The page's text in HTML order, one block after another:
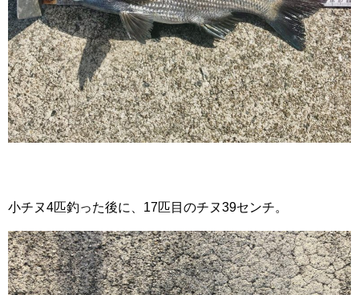
小チヌ4匹釣った後に、17匹目のチヌ39センチ。